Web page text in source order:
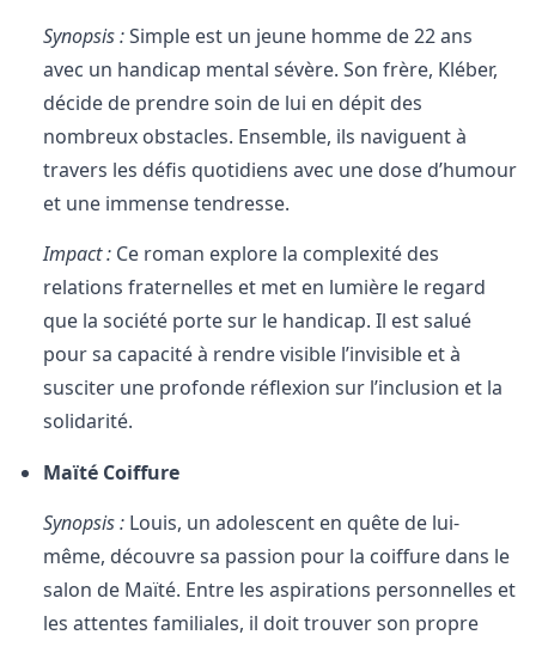
Synopsis :Simple est un jeune homme de 22 ans
avec un handicap mental sévère. Son frère, Kléber,
décide de prendre soin de lui en dépit des
nombreux obstacles. Ensemble, ils naviguent à
travers les défis quotidiens avec une dose d’humour
et une immense tendresse.
Impact : Ce roman explore la complexité des
relations fraternelles et met en lumière le regard
que la société porte sur le handicap. Il est salué
pour sa capacité à rendre visible l’invisible et à
susciter une profonde réflexion sur l’inclusion et la
solidarité.
Maïté Coiffure
Synopsis : Louis, un adolescent en quête de lui-
même, découvre sa passion pour la coiffure dans le
salon de Maïté. Entre les aspirations personnelles et
les attentes familiales, il doit trouver son propre